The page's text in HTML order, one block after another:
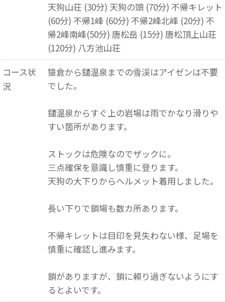
天狗山荘 (30分) 天狗の頭 (70分) 不帰キレット
(60分) 不帰1峰 (60分) 不帰2峰北峰 (20分) 不
帰2峰南峰(50分) 唐松岳 (15分) 唐松頂上山荘
(120分) 八方池山荘
コース状
況
猿倉から鑓温泉までの雪渓はアイゼンは不要
でした。
鑓温泉からすぐ上の岩場は雨でかなり滑りや
すい箇所があります。
ストックは危険なのでザックに。
三点確保を意識し慎重に登ります。
天狗の大下りからヘルメット着用しました。
長い下りで鎖場も数カ所あります。
不帰キレットは目印を見失わない様、足場を
慎重に確認し進みます。
鎖がありますが、鎖に頼り過ぎないようにす
るとよいです。